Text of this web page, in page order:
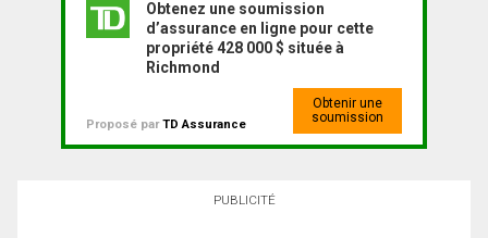
Obtenez une soumission
d’assurance en ligne pour cette
propriété 428 000 $ située à
Richmond
Proposé parTD Assurance
Obtenir une
soumission
PUBLICITÉ